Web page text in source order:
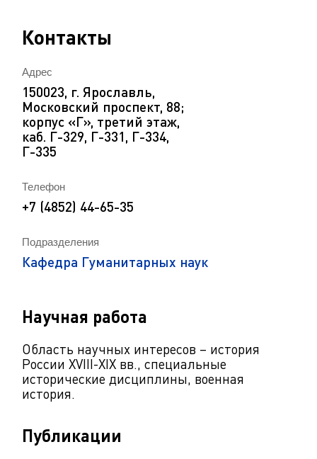
Подразделения
Кафедра Гуманитарных наук
Научная работа
Область научных интересов – история
России XVIII-XIX вв., специальные
исторические дисциплины, военная
история.
Публикации
Контакты
Адрес
150023, г. Ярославль,
Московский проспект, 88;
корпус «Г», третий этаж,
каб. Г-329, Г-331, Г-334,
Г-335
Телефон
+7 (4852) 44-65-35